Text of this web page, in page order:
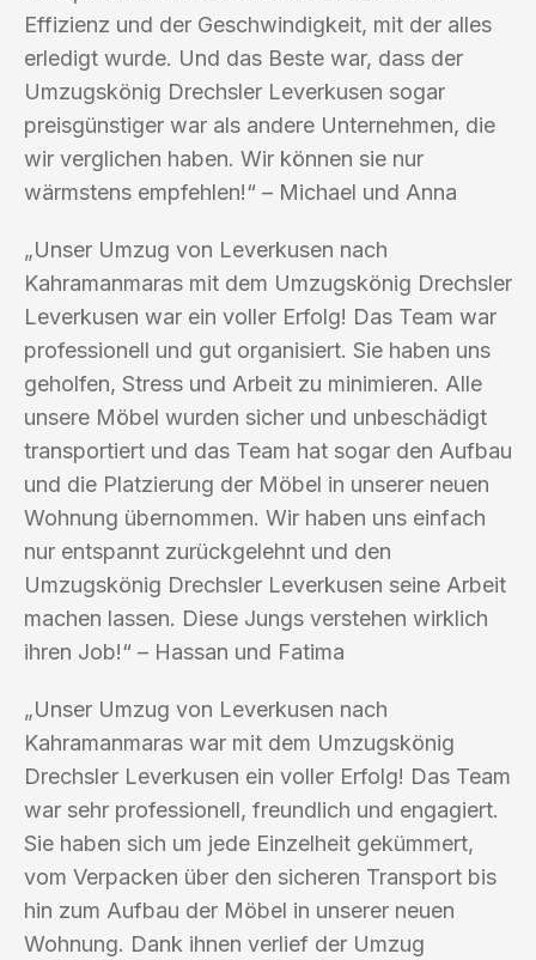
Effizienz und der Geschwindigkeit, mit der alles
erledigt wurde. Und das Beste war, dass der
Umzugskönig Drechsler Leverkusen sogar
preisgünstiger war als andere Unternehmen, die
wir verglichen haben. Wir können sie nur
wärmstens empfehlen!“ – Michael und Anna
„Unser Umzug von Leverkusen nach
Kahramanmaras mit dem Umzugskönig Drechsler
Leverkusen war ein voller Erfolg! Das Team war
professionell und gut organisiert. Sie haben uns
geholfen, Stress und Arbeit zu minimieren. Alle
unsere Möbel wurden sicher und unbeschädigt
transportiert und das Team hat sogar den Aufbau
und die Platzierung der Möbel in unserer neuen
Wohnung übernommen. Wir haben uns einfach
nur entspannt zurückgelehnt und den
Umzugskönig Drechsler Leverkusen seine Arbeit
machen lassen. Diese Jungs verstehen wirklich
ihren Job!“ – Hassan und Fatima
„Unser Umzug von Leverkusen nach
Kahramanmaras war mit dem Umzugskönig
Drechsler Leverkusen ein voller Erfolg! Das Team
war sehr professionell, freundlich und engagiert.
Sie haben sich um jede Einzelheit gekümmert,
vom Verpacken über den sicheren Transport bis
hin zum Aufbau der Möbel in unserer neuen
Wohnung. Dank ihnen verlief der Umzug